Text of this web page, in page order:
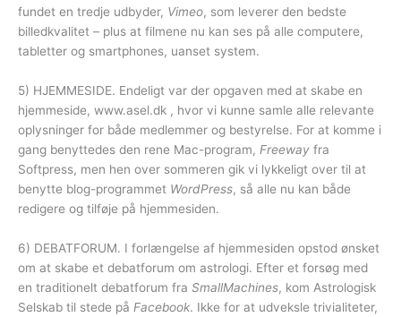
fundet en tredje udbyder, Vimeo, som leverer den bedste
billedkvalitet – plus at filmene nu kan ses på alle computere,
tabletter og smartphones, uanset system.
5) HJEMMESIDE. Endeligt var der opgaven med at skabe en
hjemmeside, www.asel.dk , hvor vi kunne samle alle relevante
oplysninger for både medlemmer og bestyrelse. For at komme i
gang benyttedes den rene Mac-program, Freeway fra
Softpress, men hen over sommeren gik vi lykkeligt over til at
benytte blog-programmet WordPress, så alle nu kan både
redigere og tilføje på hjemmesiden.
6) DEBATFORUM. I forlængelse af hjemmesiden opstod ønsket
om at skabe et debatforum om astrologi. Efter et forsøg med
en traditionelt debatforum fra SmallMachines, kom Astrologisk
Selskab til stede på Facebook. Ikke for at udveksle trivialiteter,